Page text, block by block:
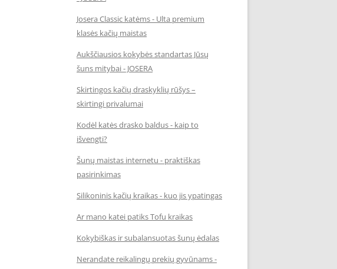
Josera Classic katėms - Ulta premium
klasės kačių maistas
Aukščiausios kokybės standartas Jūsų
šuns mitybai - JOSERA
Skirtingos kačių draskyklių rūšys –
skirtingi privalumai
Kodėl katės drasko baldus - kaip to
išvengti?
Šunų maistas internetu - praktiškas
pasirinkimas
Silikoninis kačių kraikas - kuo jis ypatingas
Ar mano katei patiks Tofu kraikas
Kokybiškas ir subalansuotas šunų ėdalas
Nerandate reikalingų prekių gyvūnams -